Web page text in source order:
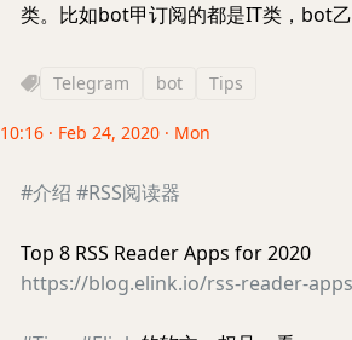
类。比如bot甲订阅的都是IT类，bot乙
Telegram bot Tips
10:16 · Feb 24, 2020 · Mon
#介绍 #RSS阅读器
Top 8 RSS Reader Apps for 2020
https://blog.elink.io/rss-reader-